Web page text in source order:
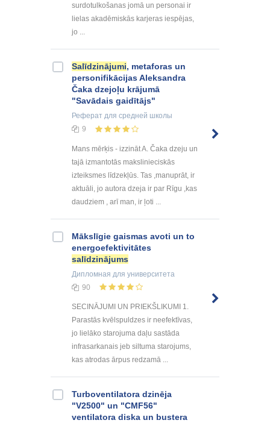
surdotulkošanas jomā un personai ir
lielas akadēmiskās karjeras iespējas,
jo ...
Salīdzinājumi, metaforas un
personifikācijas Aleksandra
Čaka dzejoļu krājumā
"Savādais gaidītājs"
Реферат для средней школы
9
Mans mērķis - izzināt A. Čaka dzeju un
tajā izmantotās makslinieciskās
izteiksmes līdzekļūs. Tas ,manuprāt, ir
aktuāli, jo autora dzeja ir par Rīgu ,kas
daudziem , arī man, ir ļoti ...
Mākslīgie gaismas avoti un to
energoefektivitātes
salīdzinājums
Дипломная для университета
90
SECINĀJUMI UN PRIEKŠLIKUMI 1.
Parastās kvēlspuldzes ir neefektīvas,
jo lielāko starojuma daļu sastāda
infrasarkanais jeb siltuma starojums,
kas atrodas ārpus redzamā ...
Turboventilatora dzinēja
"V2500" un "CMF56"
ventilatora diska un bustera